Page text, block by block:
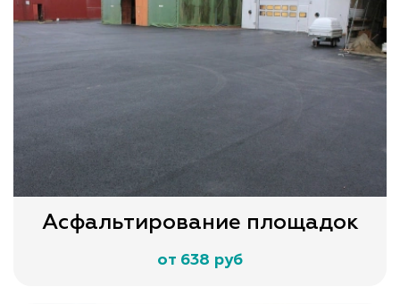
Асфальтирование площадок
от 638 руб